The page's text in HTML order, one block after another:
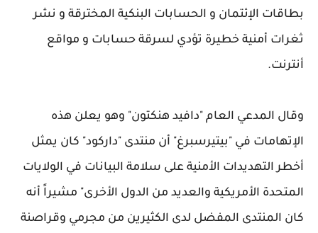
بطاقات الإئتمان و الحسابات البنكية المخترقة و نشر
ثغرات أمنية خطيرة تؤدي لسرقة حسابات و مواقع
أنترنت.
وقال المدعي العام "دافيد هنكتون" وهو يعلن هذه
الإتهامات في "بيتيرسبرغ" أن منتدى "داركود" كان يمثل
أخطر التهديدات الأمنية على سلامة البيانات في الولايات
المتحدة الأمريكية والعديد من الدول الأخرى" مشيراً أنه
كان المنتدى المفضل لدى الكثيرين من مجرمي وقراصنة